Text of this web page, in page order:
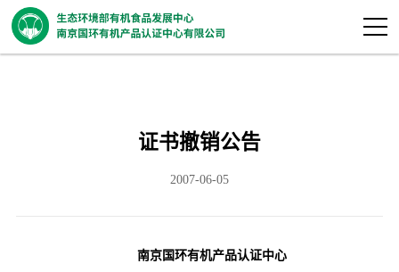
证书撤销公告
2007-06-05
南京国环有机产品认证中心